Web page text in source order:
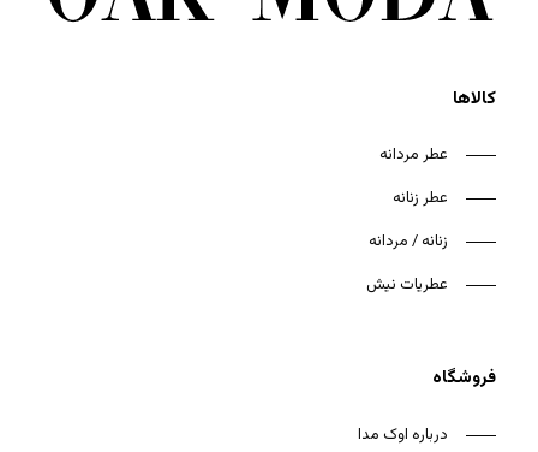
کالاها
عطر مردانه
عطر زنانه
زنانه / مردانه
عطریات نیش
فروشگاه
درباره اوک مدا